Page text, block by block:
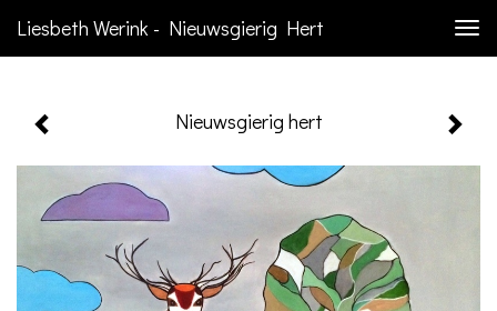
Liesbeth Werink - Nieuwsgierig Hert
Nieuwsgierig hert